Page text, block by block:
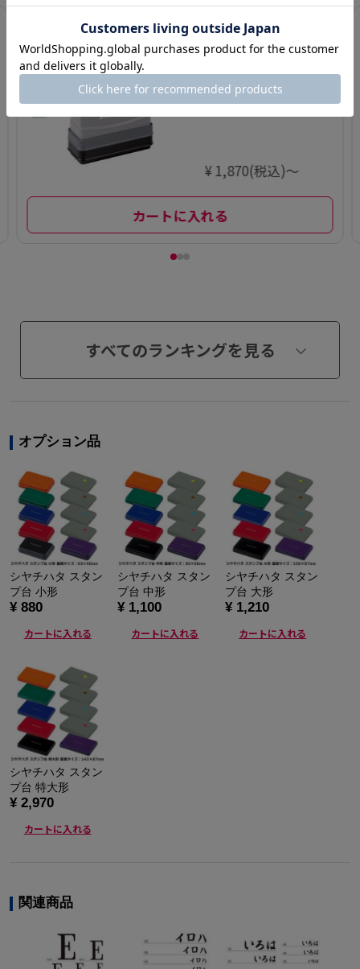
3
慶弔おなまえス
タンプ【別注
品】
¥ 1,870(税込)～
カートに入れる
すべてのランキングを見る
オプション品
シヤチハタ スタン
プ台 小形
¥ 880
カートに入れる
シヤチハタ スタン
プ台 中形
¥ 1,100
カートに入れる
シヤチハタ スタン
プ台 大形
¥ 1,210
カートに入れる
シヤチハタ スタン
プ台 特大形
¥ 2,970
カートに入れる
関連商品